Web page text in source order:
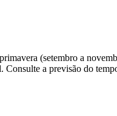
(setembro a
a previsão do